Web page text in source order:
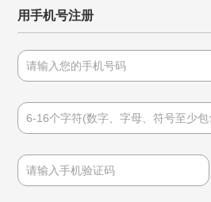
用手机号注册